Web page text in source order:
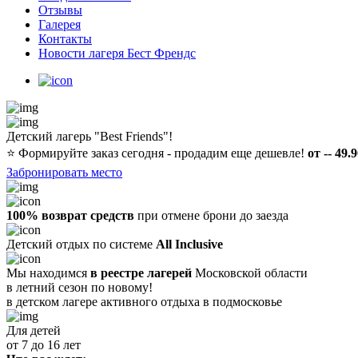
Отзывы
Галерея
Контакты
Новости лагеря Бест Френдс
Детский лагерь "Best Friends"!
⭐️ Формируйте заказ сегодня - продадим еще дешевле! от --
Забронировать место
100% возврат средств при отмене брони до заезда
Детский отдых по системе All Inclusive
Мы находимся в реестре лагерей Московской области
в летний сезон по новому!
в детском лагере активного отдыха в подмосковье
Для детей
от 7 до 16 лет